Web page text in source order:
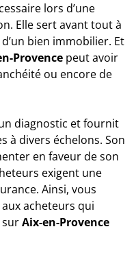
lors d’une
Elle sert avant tout à
bien immobilier. Et
Provence peut avoir
ou encore de
diagnostic et fournit
à divers échelons. Son
en faveur de son
exigent une
Ainsi, vous
acheteurs qui
surAix-en-Provence